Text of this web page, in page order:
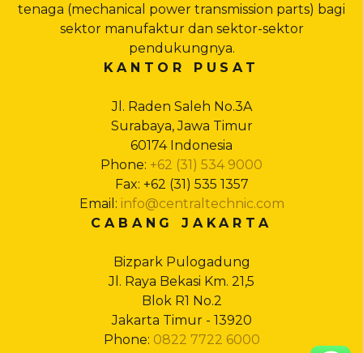
tenaga (mechanical power transmission parts) bagi
sektor manufaktur dan sektor-sektor
pendukungnya.
KANTOR PUSAT
Jl. Raden Saleh No.3A
Surabaya, Jawa Timur
60174 Indonesia
Phone: +62 (31) 534 9000
Fax: +62 (31) 535 1357
Email: info@centraltechnic.com
CABANG JAKARTA
Bizpark Pulogadung
Jl. Raya Bekasi Km. 21,5
Blok R1 No.2
Jakarta Timur - 13920
Phone: 0822 7722 6000